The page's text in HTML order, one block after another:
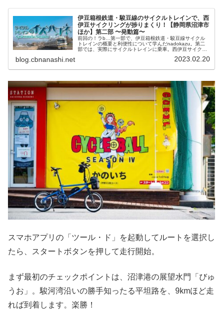
伊豆箱根鉄道・駿豆線のサイクルトレインで、西
伊豆サイクリングが捗りまくり！【静岡県沼津市
ほか】第二部 〜発動篇〜
前回の！ラb…第一部で、伊豆箱根鉄道・駿豆線サイクル
トレインの概要と利便性について学んだnadokazu。第二
部では、実際にサイクルトレインに乗車。西伊豆サイクリ
blog.cbnanashi.net 2023.02.20
スマホアプリの「ツール・ド」を起動してルートを選択し
たら、スタートボタンを押して走行開始。
まず最初のチェックポイントは、沼津港の展望水門「びゅ
うお」。駿河湾沿いの勝手知ったる平坦路を、9kmほど走
れば到着します。楽勝！